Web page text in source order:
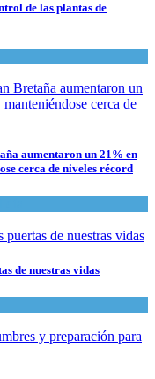
de las plantas de
aumentaron un 21% en
cerca de niveles récord
de nuestras vidas